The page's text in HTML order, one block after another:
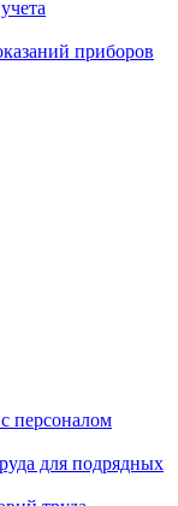
приборов
персоналом
для подрядных